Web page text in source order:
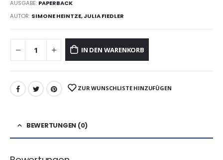
AUSGABE: PAPERBACK
AUTOR: SIMONE HEINTZE, JULIA FIEDLER
IN DEN WARENKORB
ZUR WUNSCHLISTE HINZUFÜGEN
BEWERTUNGEN (0)